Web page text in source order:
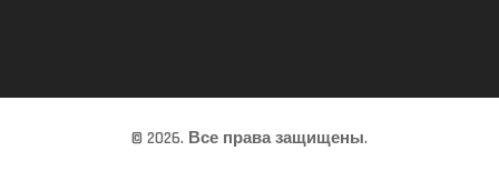
© 2026. Все права защищены.